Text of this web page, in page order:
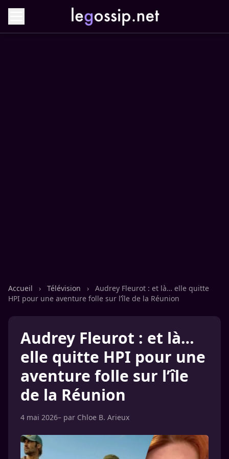
Accueil › Télévision ›
Audrey Fleurot : et là… elle quitte
HPI pour une aventure folle sur l’île de la Réunion
Audrey Fleurot : et là…
elle quitte HPI pour une
aventure folle sur l’île
de la Réunion
4 mai 2026– par Chloe B. Arieux